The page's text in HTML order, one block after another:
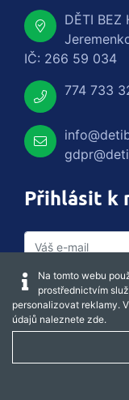
DĚTI
IČ: 266 59 034
774 733
Přihlásit k
Na tomto webu
prostřednictvím
personalizovat reklamy.
údajů naleznete zde.